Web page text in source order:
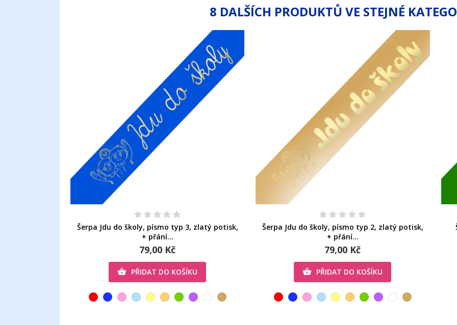
8 DALŠÍCH PRODUKTŮ VE STEJNÉ
Šerpa Jdu do školy, písmo typ 3, zlatý potisk,
+ přání...
79,00 Kč
 PŘIDAT DO KOŠÍKU
Šerpa Jdu do školy, písmo typ 2, zlatý potisk,
+ přání...
79,00 Kč
 PŘIDAT DO KOŠÍKU